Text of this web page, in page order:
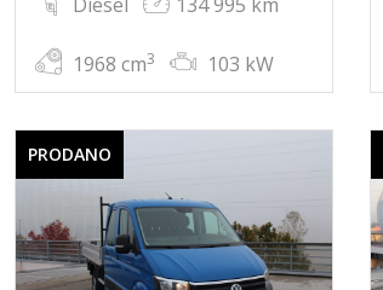
1968 cm3 103 kW
PRODANO